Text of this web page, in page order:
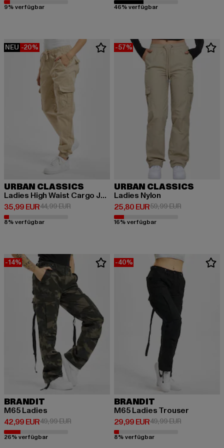
9% verfügbar 46% verfügbar
NEU -20%
URBAN CLASSICS
Ladies High Waist Cargo Jogging
35,99 EUR
Derzeitiger Preis: 35,99 EUR
44,99 EURAktionspreis: 44,99 EUR
8% verfügbar
-57%
URBAN CLASSICS
Ladies Nylon
25,80 EUR
Derzeitiger Preis: 25,80 EUR
59,99 EURAktionspreis:
16% verfügbar
-14%
BRANDIT
M65 Ladies
42,99 EUR
Derzeitiger Preis: 42,99 EUR
49,99 EURAktionspreis: 49,99 EUR
26% verfügbar
-40%
BRANDIT
M65 Ladies Trouser
29,99 EUR
Derzeitiger Preis: 29,99 EUR
49,99 EURAktionspreis:
8% verfügbar